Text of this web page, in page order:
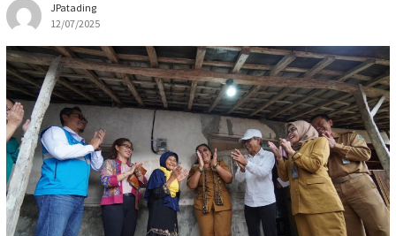
JPatading
12/07/2025